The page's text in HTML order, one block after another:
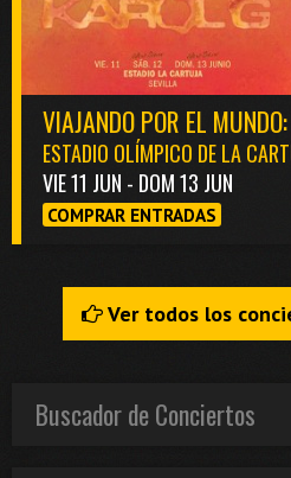
VIAJANDO POR EL MUNDO:
ESTADIO OLÍMPICO DE LA
VIE 11 JUN - DOM 13 JUN
COMPRAR ENTRADAS
Ver todos los
Buscador de Conciertos